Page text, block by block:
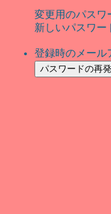
変更用のパスワ
新しいパスワー
登録時のメール